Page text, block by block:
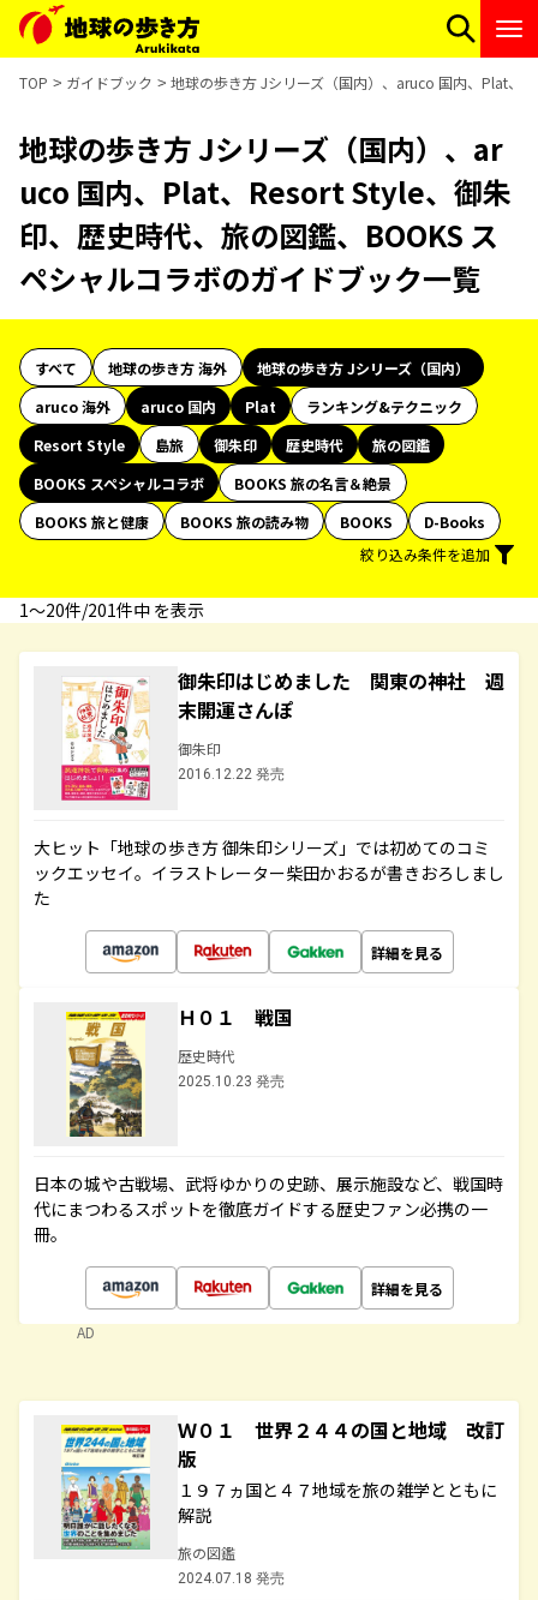
TOP ガイドブック 地球の歩き方 Jシリーズ（国内）、aruco 国内、Plat、
地球の歩き方 Jシリーズ（国内）、ar
uco 国内、Plat、Resort Style、御朱
印、歴史時代、旅の図鑑、BOOKS ス
ペシャルコラボのガイドブック一覧
すべて 地球の歩き方 海外
地球の歩き方 Jシリーズ（国内）
aruco 海外
aruco 国内 Plat
ランキング&テクニック
Resort Style
島旅 御朱印 歴史時代
旅の図鑑
BOOKS スペシャルコラボ
BOOKS 旅の名言＆絶景
BOOKS 旅と健康
BOOKS 旅の読み物 BOOKS
D-Books
絞り込み条件を追加
1〜20件/201件中 を表示
御朱印はじめました 関東の神社 週
末開運さんぽ
御朱印
2016.12.22 発売
大ヒット「地球の歩き方 御朱印シリーズ」では初めてのコミ
ックエッセイ。イラストレーター柴田かおるが書きおろしまし
た
詳細を見る
Ｈ０１ 戦国
歴史時代
2025.10.23 発売
日本の城や古戦場、武将ゆかりの史跡、展示施設など、戦国時
代にまつわるスポットを徹底ガイドする歴史ファン必携の一
冊。
詳細を見る
AD
Ｗ０１ 世界２４４の国と地域 改訂
版
１９７ヵ国と４７地域を旅の雑学とともに
解説
旅の図鑑
2024.07.18 発売